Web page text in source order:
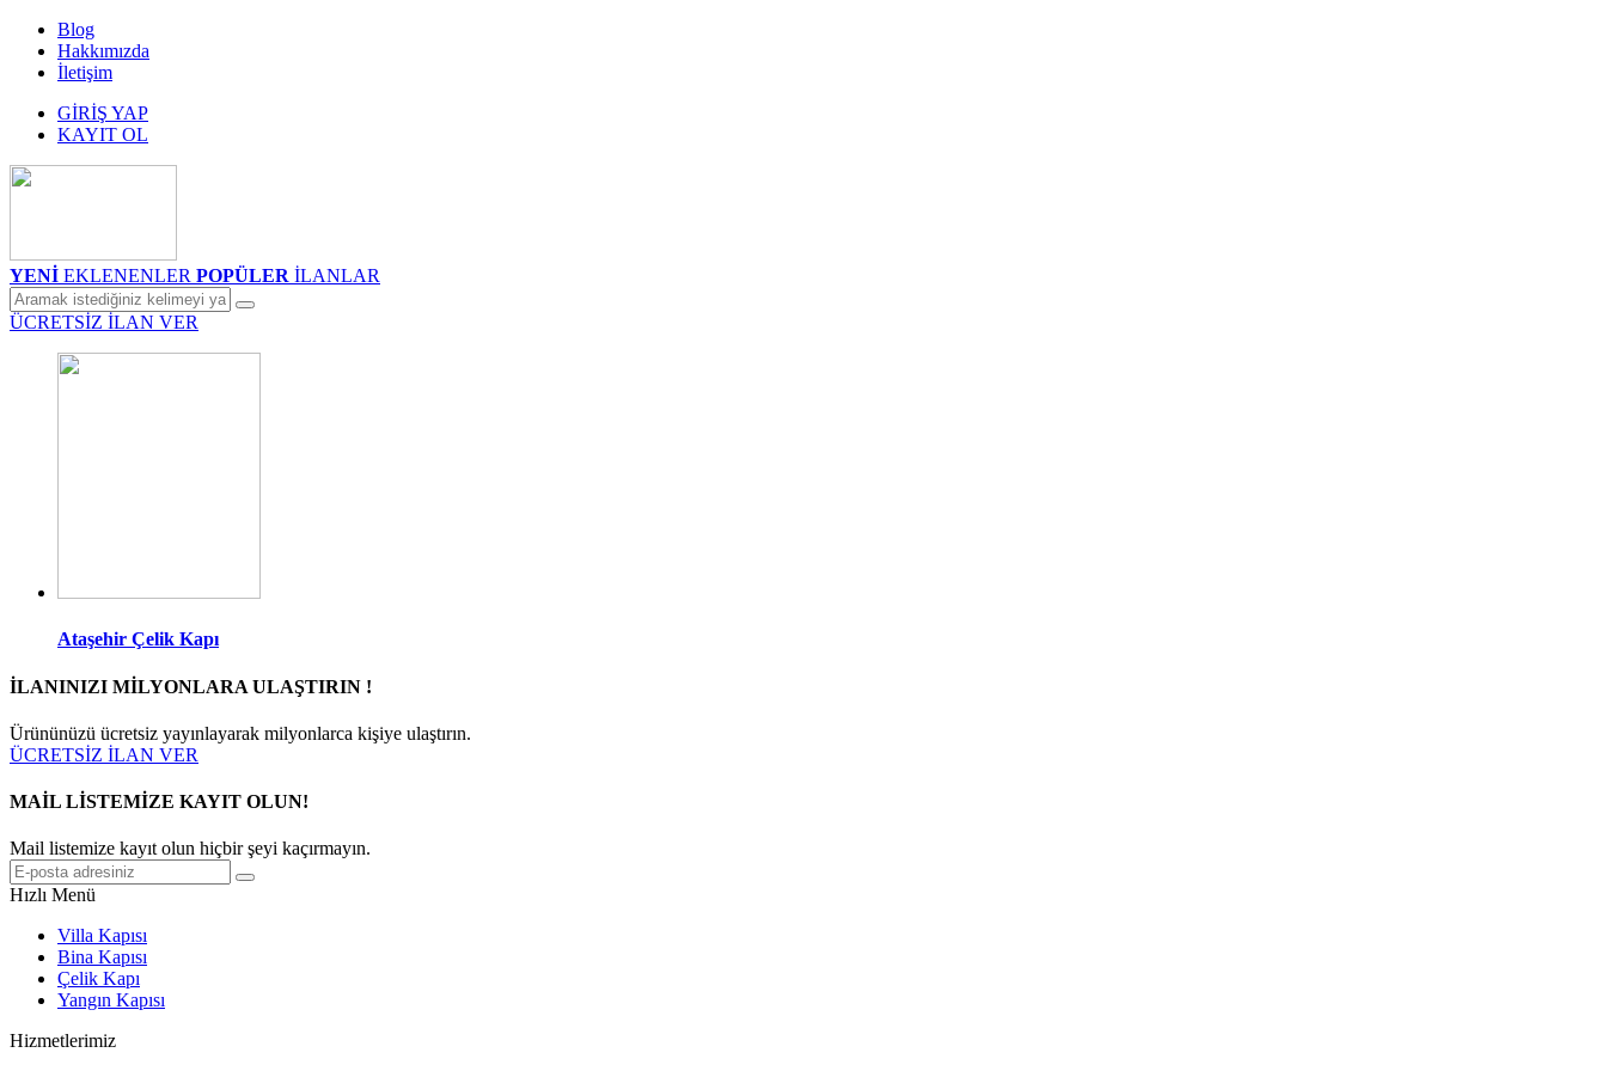
Blog
Hakkımızda
İletişim
GİRİŞ YAP
KAYIT OL
YENİ EKLENENLER POPÜLER İLANLAR
ÜCRETSİZ İLAN VER
Ataşehir Çelik Kapı
İLANINIZI MİLYONLARA ULAŞTIRIN !
Ürününüzü ücretsiz yayınlayarak milyonlarca kişiye ulaştırın.
ÜCRETSİZ İLAN VER
MAİL LİSTEMİZE KAYIT OLUN!
Mail listemize kayıt olun hiçbir şeyi kaçırmayın.
Hızlı Menü
Villa Kapısı
Bina Kapısı
Çelik Kapı
Yangın Kapısı
Hizmetlerimiz